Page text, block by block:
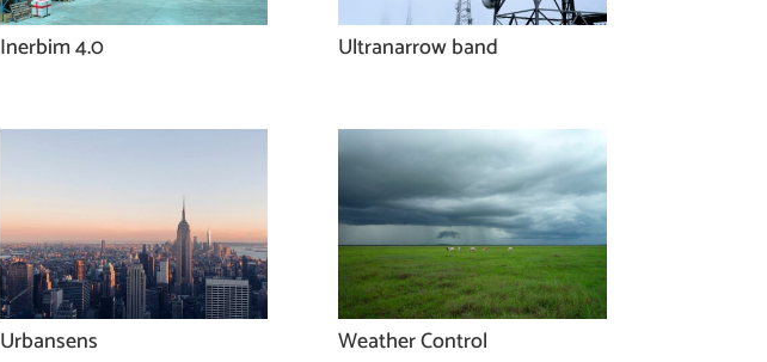
Inerbim 4.0 Ultranarrow band
Urbansens Weather Control